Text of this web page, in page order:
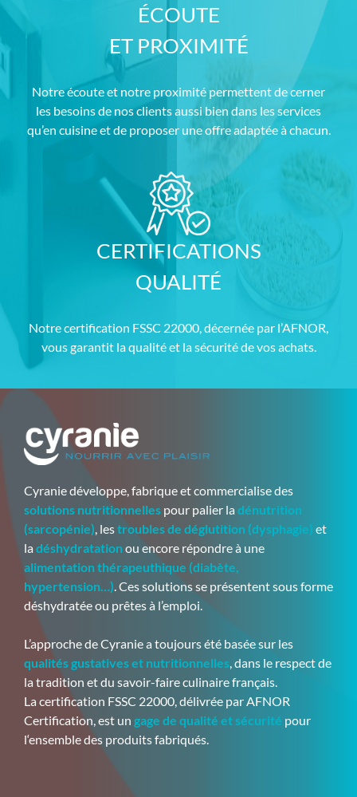
ÉCOUTE
ET PROXIMITÉ
Notre écoute et notre proximité permettent de cerner
les besoins de nos clients aussi bien dans les services
qu’en cuisine et de proposer une offre adaptée à chacun.
CERTIFICATIONS
QUALITÉ
Notre certification FSSC 22000, décernée par l’AFNOR,
vous garantit la qualité et la sécurité de vos achats.
Cyranie développe, fabrique et commercialise des
solutions nutritionnelles pour palier la dénutrition
(sarcopénie) , lestroubles de déglutition (dysphagie) et
la déshydratation ou encore répondre à une
alimentation thérapeuthique (diabète,
hypertension…) . Ces solutions se présentent sous forme
déshydratée ou prêtes à l’emploi.
L’approche de Cyranie a toujours été basée sur les
qualités gustatives et nutritionnelles , dans le respect de
la tradition et du savoir-faire culinaire français.
La certification FSSC 22000, délivrée par AFNOR
Certification, est un gage de qualité et sécurité pour
l‘ensemble des produits fabriqués.